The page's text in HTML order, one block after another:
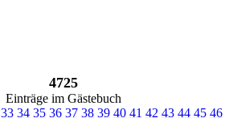
4725
Einträge im Gästebuch
33 34 35 36 37 38 39 40 41 42 43 44 45 46